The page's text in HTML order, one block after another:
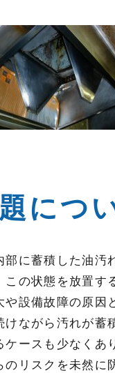
につ
に蓄積した油汚
の状態を放置す
設備故障の原因
ながら汚れが蓄
ースも少なくあ
リスクを未然に